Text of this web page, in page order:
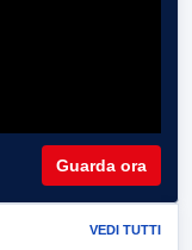
Guarda ora
VEDI TUTTI